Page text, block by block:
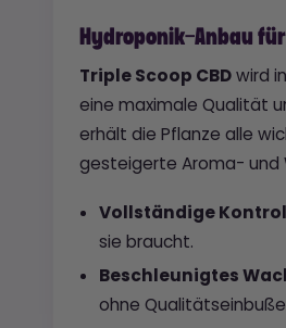
Hydroponik-Anbau
Triple Scoop CBDwird
eine maximale Qualität
erhält die Pflanze alle
gesteigerte Aroma- und
Vollständige
sie braucht.
Beschleunigtes
ohne